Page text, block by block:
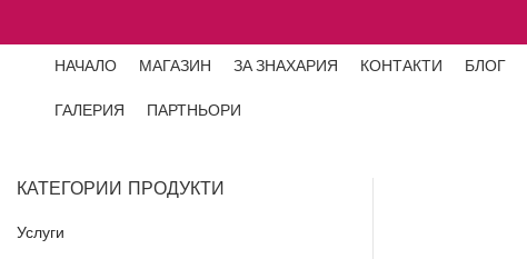
НАЧАЛО МАГАЗИН ЗА ЗНАХАРИЯ КОНТАКТИ БЛОГ
ГАЛЕРИЯ ПАРТНЬОРИ
КАТЕГОРИИ ПРОДУКТИ
Услуги